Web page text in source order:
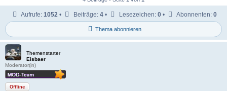
Thema abonnieren
Aufrufe: 1052 • Beiträge: 4• Lesezeichen: 0• Abonnenten: 0
Themenstarter
Eisbaer
Moderator(in)
Offline